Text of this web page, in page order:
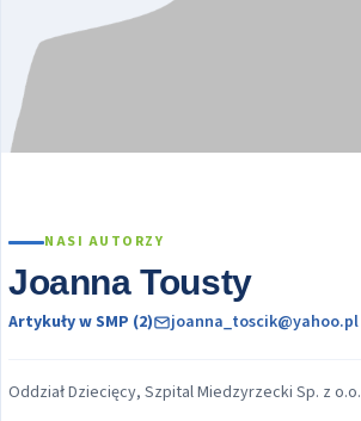
NASI AUTORZY
Joanna Tousty
Artykuły w SMP (2) joanna_toscik@yahoo.pl
Oddział Dziecięcy, Szpital Miedzyrzecki Sp. z o.o.